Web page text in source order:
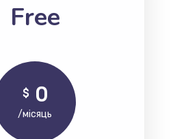
Free
$ 0
/місяць